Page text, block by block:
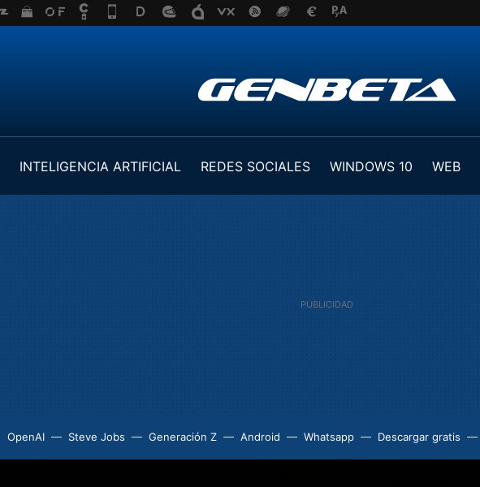
INTELIGENCIA ARTIFICIAL REDES SOCIALES WINDOWS 10 WEB
OpenAI Steve Jobs Generación Z Android Whatsapp Descargar gratis